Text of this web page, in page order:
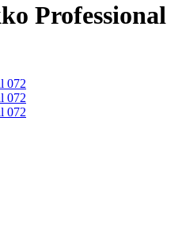
Professional